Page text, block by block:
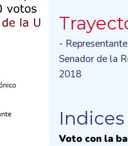
-
Senador de la
2018
Indices
Voto con la